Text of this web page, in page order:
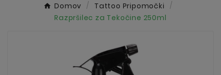
Domov
Tattoo Pripomočki
Razpršilec za Tekočine 250ml